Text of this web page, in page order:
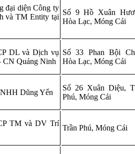
đại diện Công ty
và TM Entity tại
Số 9 Hồ Xuân
Hòa Lạc, Móng Cái
DL và Dịch vụ
CN Quảng Ninh
Số 33 Phan Bội
Hòa Lạc, Móng Cái
Dũng Yển
Số 26 Xuân Diệu,
Phú, Móng Cái
TM và DV Trí
Trần Phú, Móng Cái